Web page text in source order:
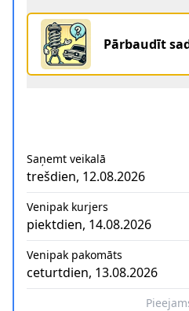
Pārbaudīt
Saņemt veikalā
trešdien, 12.08.2026
Venipak kurjers
piektdien, 14.08.2026
Venipak pakomāts
ceturtdien, 13.08.2026